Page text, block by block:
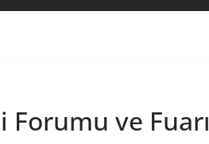
ve Fuarı